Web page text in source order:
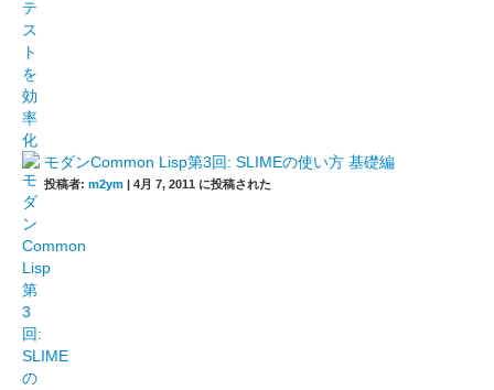
モダンCommon Lisp第3回: SLIMEの使い方 基礎編
投稿者: m2ym | 4月 7, 2011 に投稿された